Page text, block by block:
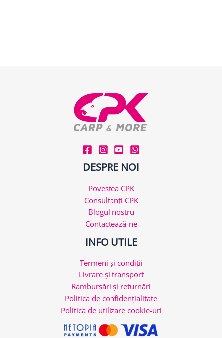
DESPRE NOI
Povestea CPK
Consultanți CPK
Blogul nostru
Contactează-ne
INFO UTILE
Termeni și condiții
Livrare și transport
Rambursări și returnări
Politica de confidențialitate
Politica de utilizare cookie-uri